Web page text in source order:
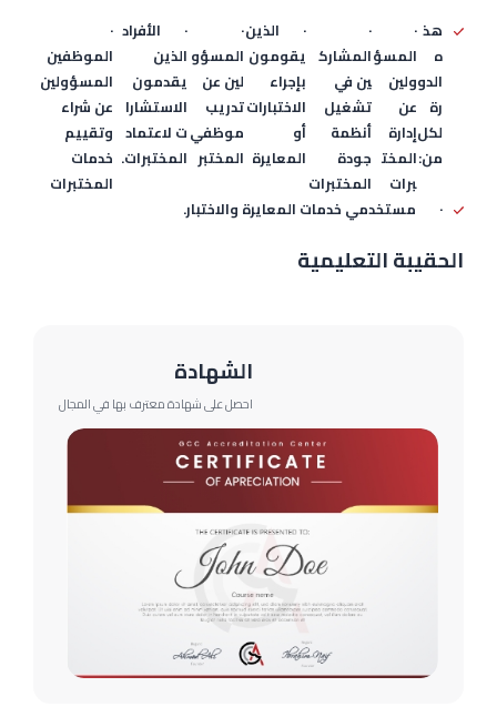
هذ
ه
الدو
رة
لكل
من:
·
المسؤ
ولين
عن
إدارة
المخت
برات
·
المشارك
ين في
تشغيل
أنظمة
جودة
المختبرات
· الذين
يقومون
بإجراء
الاختبارات
أو
المعايرة
·
المسؤو
لين عن
تدريب
موظفي
المختبر
· الأفراد
الذين
يقدمون
الاستشارا
ت لاعتماد
المختبرات.
·
الموظفين
المسؤولين
عن شراء
وتقييم
خدمات
المختبرات
· مستخدمي خدمات المعايرة والاختبار.
الحقيبة التعليمية
الشهادة
احصل على شهادة معترف بها في المجال